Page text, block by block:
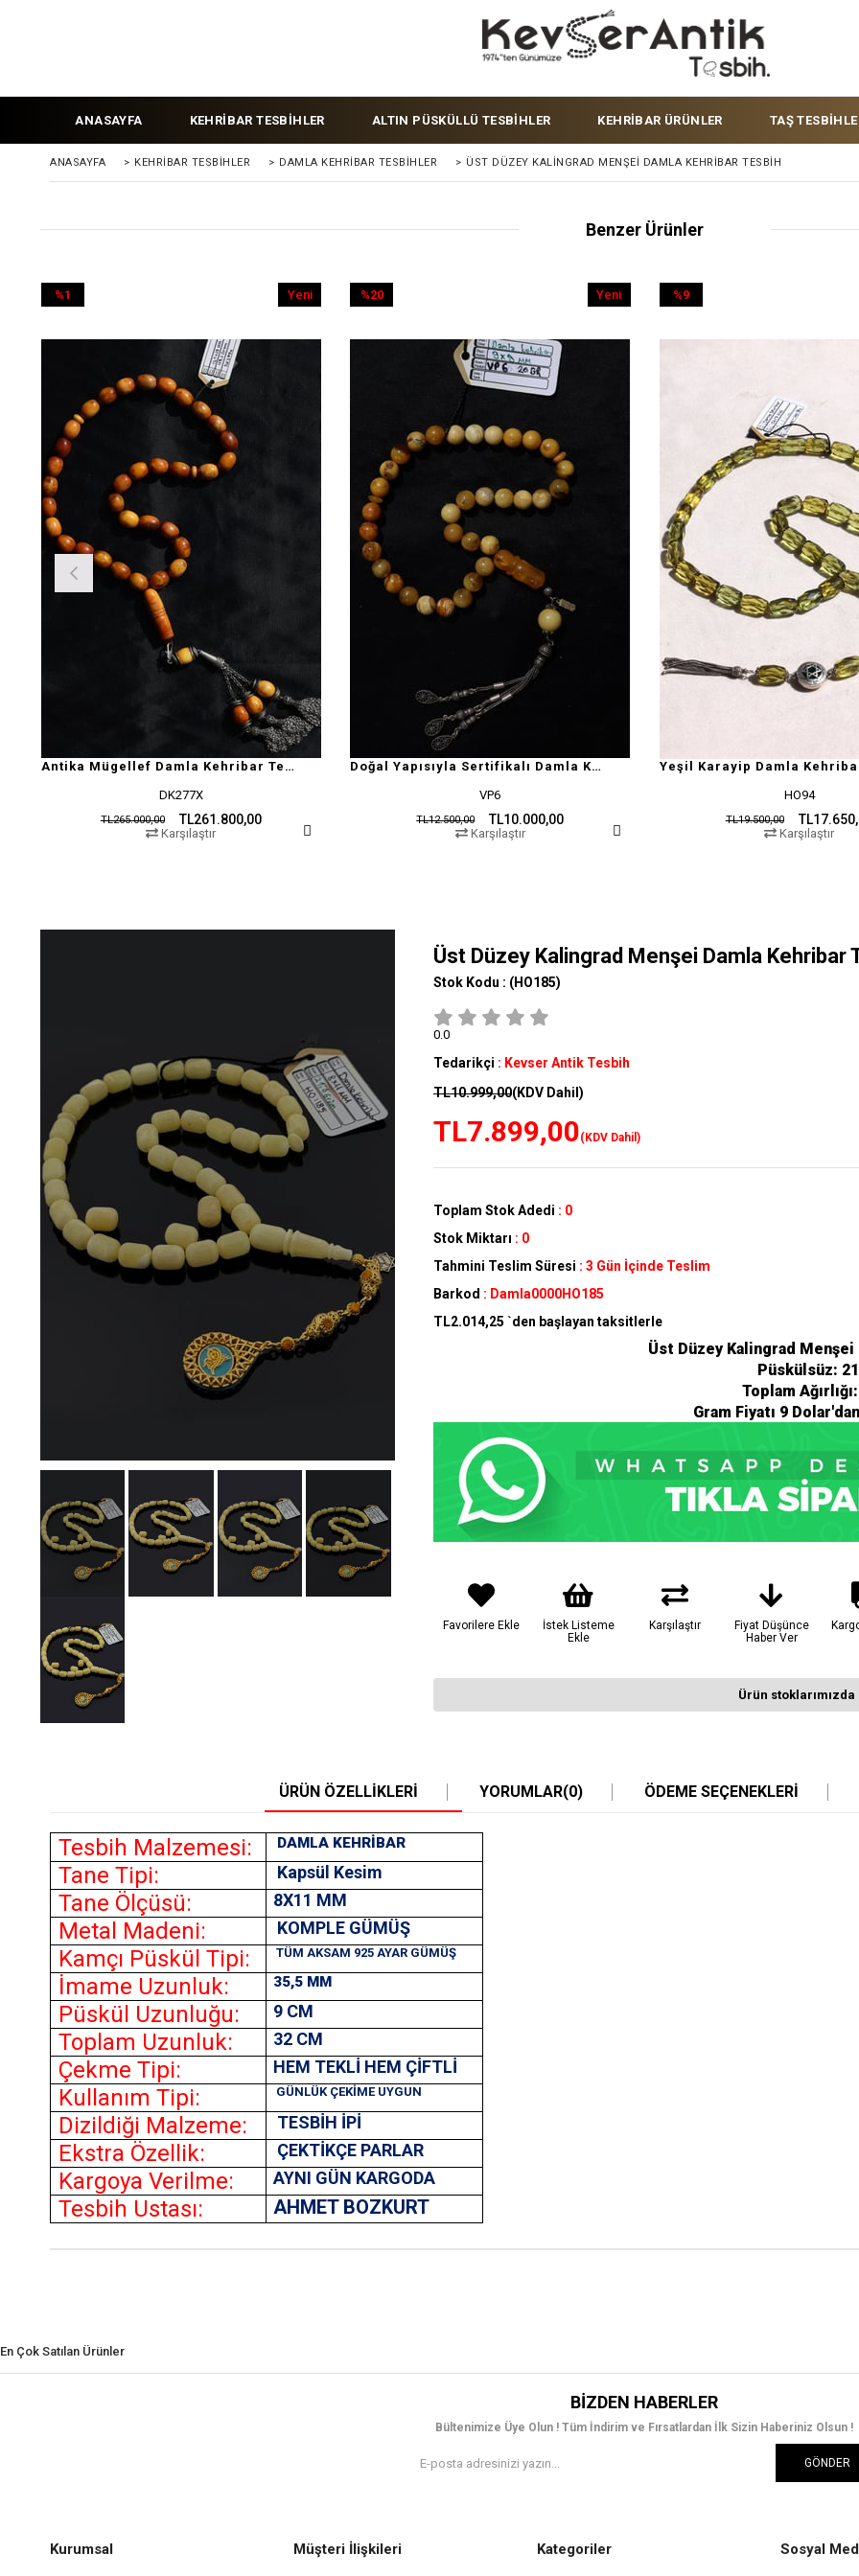
ANASAYFA KEHRİBAR TESBİHLER ALTIN PÜSKÜLLÜ TESBİHLER KEHRİBAR ÜRÜNLER TAŞ
ANASAYFA > KEHRIBAR TESBIHLER > DAMLA KEHRİBAR TESBİHLER > ÜST DÜZEY KALINGRAD MENŞEI DAMLA KEHRIBAR TESBIH
Benzer Ürünler
Antika Mügellef Damla Kehribar Tesbih
DK277X
TL261.800,00
TL265.000,00
%1
%1İndirim
Yeni
Karşılaştır
Doğal Yapısıyla Sertifikalı Damla Kehribar Tesbih
VP6
TL10.000,00
TL12.500,00
%20
%20İndirim
Yeni
Karşılaştır
Yeşil Karayip Damla
HO94
TL19.500,00
%9
%9İndirim
Karşılaştır
Üst Düzey Kalingrad Menşei Damla Kehribar
Stok Kodu : (HO185)
0.0
Tedarikçi : Kevser Antik Tesbih
TL10.999,00(KDV Dahil)
TL7.899,00(KDV Dahil)
Toplam Stok Adedi : 0
Stok Miktarı : 0
Tahmini Teslim Süresi : 3 Gün İçinde Teslim
Barkod : Damla0000HO185
TL2.014,25 `den başlayan taksitlerle
Üst Düzey Kalingrad
Püskülsüz:
Toplam
Gram Fiyatı 9
Favorilere Ekle
İstek Listeme
Ekle
Karşılaştır
Fiyat Düşünce
Haber Ver
Ürün stoklarımızda
ÜRÜN ÖZELLIKLERI YORUMLAR(0) ÖDEME SEÇENEKLERI
Tesbih Malzemesi: DAMLA KEHRİBAR
Tane Tipi: Kapsül Kesim
Tane Ölçüsü: 8X11 MM
Metal Madeni: KOMPLE GÜMÜŞ
Kamçı Püskül Tipi: TÜM AKSAM 925 AYAR GÜMÜŞ
İmame Uzunluk: 35,5 MM
Püskül Uzunluğu: 9 CM
Toplam Uzunluk: 32 CM
Çekme Tipi: HEM TEKLİ HEM ÇİFTLİ
Kullanım Tipi: GÜNLÜK ÇEKİME UYGUN
Dizildiği Malzeme: TESBİH İPİ
Ekstra Özellik: ÇEKTİKÇE PARLAR
Kargoya Verilme: AYNI GÜN KARGODA
Tesbih Ustası: AHMET BOZKURT
En Çok Satılan Ürünler
BIZDEN HABERLER
Bültenimize Üye Olun ! Tüm İndirim ve Fırsatlardan İlk Sizin Haberiniz Olsun !
GÖNDER
Kurumsal Müşteri İlişkileri Kategoriler Sosyal